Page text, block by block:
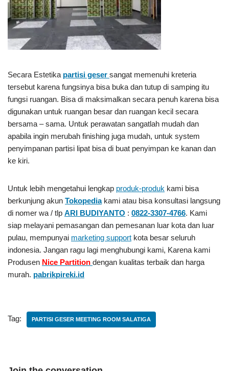
Secara Estetika partisi geser sangat memenuhi kreteria
tersebut karena fungsinya bisa buka dan tutup di samping itu
fungsi ruangan. Bisa di maksimalkan secara penuh karena bisa
digunakan untuk ruangan besar dan ruangan kecil secara
bersama – sama. Untuk perawatan sangatlah mudah dan
apabila ingin merubah finishing juga mudah, untuk system
penyimpanan partisi lipat bisa di buat penyimpan ke kanan dan
ke kiri.
Untuk lebih mengetahui lengkap produk-produk kami bisa
berkunjung akun Tokopediakami atau bisa konsultasi langsung
di nomer wa / tlp ARI BUDIYANTO : 0822-3307-4766. Kami
siap melayani pemasangan dan pemesanan luar kota dan luar
pulau, mempunyai marketing support kota besar seluruh
indonesia. Jangan ragu lagi menghubungi kami, Karena kami
Produsen Nice Partition dengan kualitas terbaik dan harga
murah. pabrikpireki.id
Tag: PARTISI GESER MEETING ROOM SALATIGA